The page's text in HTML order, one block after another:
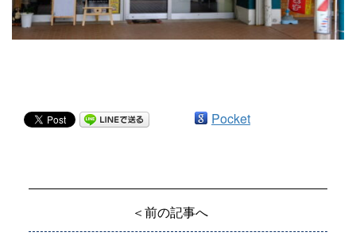
Pocket
＜前の記事へ